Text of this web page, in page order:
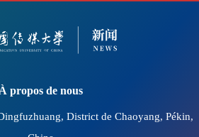
de Chine organise au
un colloque sur l’accessibilité de
culturels, accompagné d’une
À propos de nous
District de Chaoyang, Pékin,